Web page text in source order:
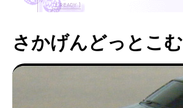
さかげんどっとこむ